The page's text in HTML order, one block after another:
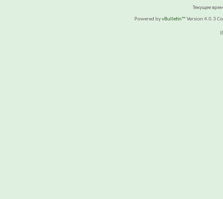
Текущее
Powered byvBulletin™ Version 4.0.3